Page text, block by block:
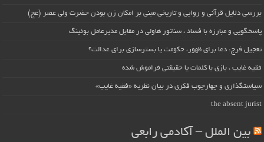
بررسی دلایل قرآنی و روایی و تاریخی مبنی بر امکان زن بودن حضرت ولی عصر (عج)
پاسخگویی و مبارزه با فساد ، سناتور هاولی در مقابل مدیرعامل بوئینگ
تعجیل فرج: دعا برای ظهور، حکومت یا بسترسازی برای عدالت؟
فقیه غایب ، بازی با کلمات یا حقیقتی فراموش شده
سیاستگذاری و چهارچوب فکری در بیان نظریه «فقیه غایب»
the absent jurist
بین الملل – آکادمی رابعی